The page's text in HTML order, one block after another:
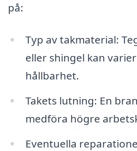
på:
Typ av takmaterial:
eller shingel kan
hållbarhet.
Takets lutning: En
medföra högre
Eventuella